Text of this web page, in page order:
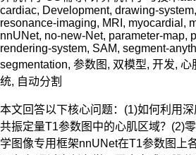
cardiac, Development, drawing-system,
resonance-imaging, MRI , myocardial ,
nnUNet, no-new-Net, parameter-map,
rendering-system, SAM, segment-
segmentation, 参数图 , 双模型, 开发, 心
统, 自动分割
本文回答以下核心问题：(1)如何利用
共振定量T1参数图中的心肌区域？(2)
学图像专用框架nnUNet在T1参数图上